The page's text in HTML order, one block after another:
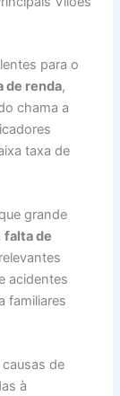
para o
de renda,
chama a
taxa de
grande
falta de
acidentes
familiares
de
à